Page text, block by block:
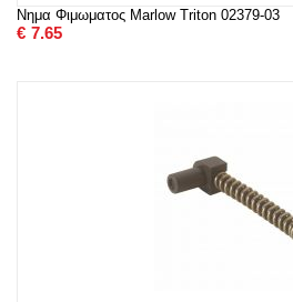
Νημα Φιμωματος Marlow Triton 02379-03
€ 7.65